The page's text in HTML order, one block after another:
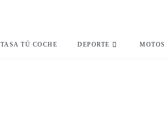
TASA TÚ COCHE DEPORTE MOTOS